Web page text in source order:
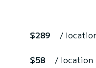
$289 /
$58 / location